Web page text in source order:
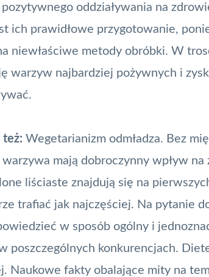
oddziaływania na
ich prawidłowe przygotowanie,
niewłaściwe metody obróbki. W
warzyw najbardziej pożywnych i
też: Wegetarianizm odmładza. Bez
mają dobroczynny wpływ
liściaste znajdują się na
trafiać jak najczęściej. Na pytanie
w sposób ogólny i
poszczególnych konkurencjach.
Naukowe fakty obalające mity na